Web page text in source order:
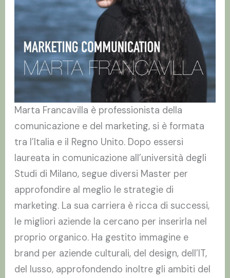
Marta Francavilla è professionista della
comunicazione e del marketing, si è formata
tra l’Italia e il Regno Unito. Dopo essersi
laureata in comunicazione all’università degli
Studi di Milano, segue diversi Master per
approfondire al meglio le strategie di
marketing. La sua carriera è ricca di successi,
le migliori aziende la cercano per inserirla nel
proprio organico. Ha gestito immagine e
brand per aziende culturali, del design, dell’IT,
del lusso, approfondendo inoltre gli ambiti del